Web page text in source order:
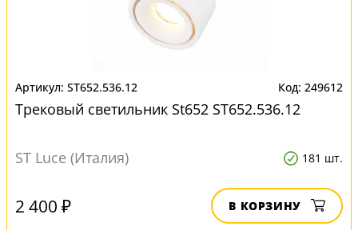
ST652.536.12 249612
Трековый светильник St652 ST652.536.12
ST Luce (Италия) 181 шт.
2 400 ₽ В КОРЗИНУ